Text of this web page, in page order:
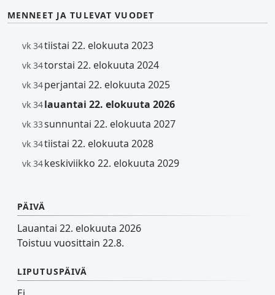
MENNEET JA TULEVAT VUODET
vk 34tiistai 22. elokuuta 2023
vk 34torstai 22. elokuuta 2024
vk 34perjantai 22. elokuuta 2025
vk 34lauantai 22. elokuuta 2026
vk 33sunnuntai 22. elokuuta 2027
vk 34tiistai 22. elokuuta 2028
vk 34keskiviikko 22. elokuuta 2029
PÄIVÄ
Lauantai 22. elokuuta 2026
Toistuu vuosittain 22.8.
LIPUTUSPÄIVÄ